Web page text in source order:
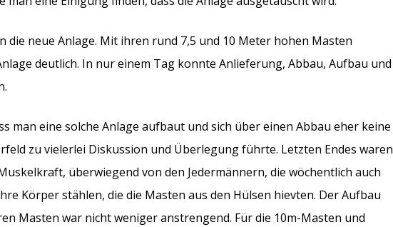
die neue Anlage. Mit ihren rund 7,5 und 10 Meter hohen Masten
deutlich. In nur einem Tag konnte Anlieferung, Abbau, Aufbau und
man eine solche Anlage aufbaut und sich über einen Abbau eher keine
zu vielerlei Diskussion und Überlegung führte. Letzten Endes waren
überwiegend von den Jedermännern, die wöchentlich auch
Körper stählen, die die Masten aus den Hülsen hievten. Der Aufbau
Masten war nicht weniger anstrengend. Für die 10m-Masten und